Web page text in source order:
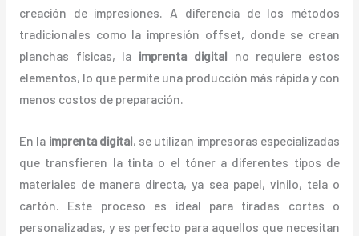
creación de impresiones. A diferencia de los métodos
tradicionales como la impresión offset, donde se crean
planchas físicas, la imprenta digital no requiere estos
elementos, lo que permite una producción más rápida y con
menos costos de preparación.
En la imprenta digital, se utilizan impresoras especializadas
que transfieren la tinta o el tóner a diferentes tipos de
materiales de manera directa, ya sea papel, vinilo, tela o
cartón. Este proceso es ideal para tiradas cortas o
personalizadas, y es perfecto para aquellos que necesitan